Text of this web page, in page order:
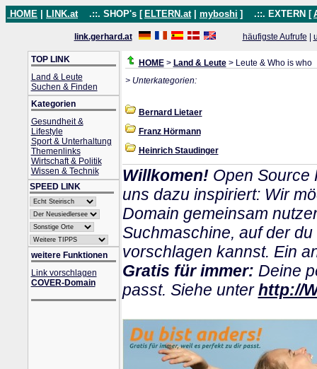
HOME LINK.at .::. SHOP's [ ELTERN.at myboshi ] .::. EXTERN [
link.gerhard.at häufigste Aufrufe
TOP LINK
Land & Leute
Suchen & Finden
Kategorien
Gesundheit &
Lifestyle
Sport & Unterhaltung
Themenlinks
Wirtschaft & Politik
Wissen & Technik
SPEED LINK
weitere Funktionen
Link vorschlagen
COVER-Domain
HOME> Land & Leute> Leute & Who is who
> Unterkategorien:
Bernard Lietaer
Franz Hörmann
Heinrich Staudinger
Willkomen!Open Source
uns dazu inspiriert: Wir
Domain gemeinsam
Suchmaschine, auf der
vorschlagen kannst. Ein
Gratis für immer: Deine
passt. Siehe unterhttp://